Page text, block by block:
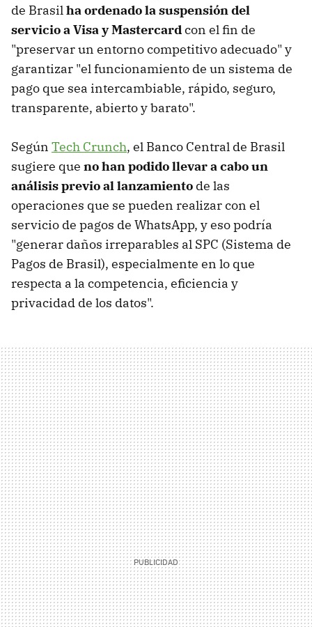
de Brasilha ordenado la suspensión del
servicio a Visa y Mastercardcon el fin de
"preservar un entorno competitivo adecuado" y
garantizar "el funcionamiento de un sistema de
pago que sea intercambiable, rápido, seguro,
transparente, abierto y barato".
Según Tech Crunch, el Banco Central de Brasil
sugiere que no han podido llevar a cabo un
análisis previo al lanzamiento de las
operaciones que se pueden realizar con el
servicio de pagos de WhatsApp, y eso podría
"generar daños irreparables al SPC (Sistema de
Pagos de Brasil), especialmente en lo que
respecta a la competencia, eficiencia y
privacidad de los datos".